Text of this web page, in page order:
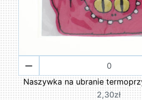
Naszywka na ubranie
2,30zł